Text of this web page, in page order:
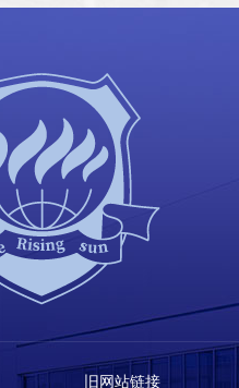
旧网站链接